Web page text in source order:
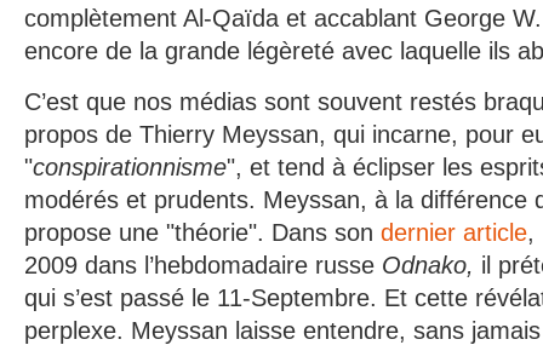
complètement Al-Qaïda et accablant George
encore de la grande légèreté avec laquelle ils
C’est que nos médias sont souvent restés
propos de Thierry Meyssan, qui incarne, pour
"conspirationnisme", et tend à éclipser les
modérés et prudents. Meyssan, à la différence
propose une "théorie". Dans son dernier article,
2009 dans l’hebdomadaire russe Odnako, il
qui s’est passé le 11-Septembre. Et cette
perplexe. Meyssan laisse entendre, sans